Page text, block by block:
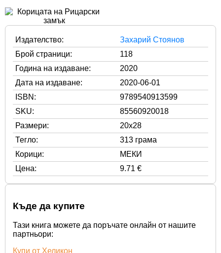
Издателство:
Захарий Стоянов
Брой страници:
118
Година на издаване:
2020
Дата на издаване:
2020-06-01
ISBN:
9789540913599
SKU:
85560920018
Размери:
20x28
Тегло:
313 грама
Корици:
МЕКИ
Цена:
9.71 €
Къде да купите
Тази книга можете да поръчате онлайн от нашите
партньори:
Купи от Хеликон